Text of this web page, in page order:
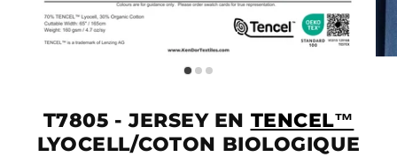
T7805 - JERSEY EN TENCEL™
LYOCELL/COTON BIOLOGIQUE